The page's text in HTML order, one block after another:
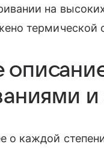
на
термической
о каждой